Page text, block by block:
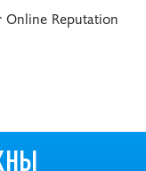
Reputation